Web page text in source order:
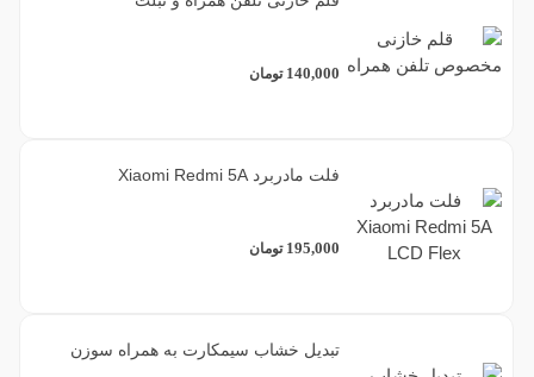
140,000 تومان
فلت مادربرد Xiaomi Redmi 5A
195,000 تومان
تبدیل خشاب سیمکارت به همراه سوزن